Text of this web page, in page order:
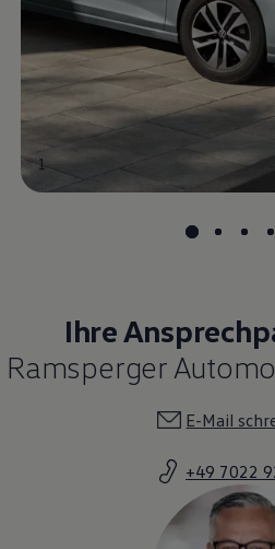
1
Ihre
Ramsperger
E-Mail
+49 7022